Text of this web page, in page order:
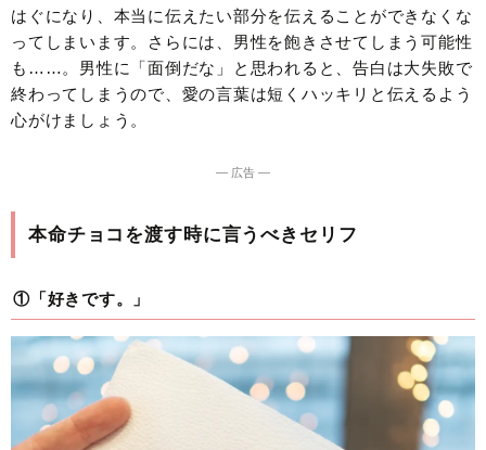
はぐになり、本当に伝えたい部分を伝えることができなくな
ってしまいます。さらには、男性を飽きさせてしまう可能性
も……。男性に「面倒だな」と思われると、告白は大失敗で
終わってしまうので、愛の言葉は短くハッキリと伝えるよう
心がけましょう。
― 広告 ―
本命チョコを渡す時に言うべきセリフ
①「好きです。」